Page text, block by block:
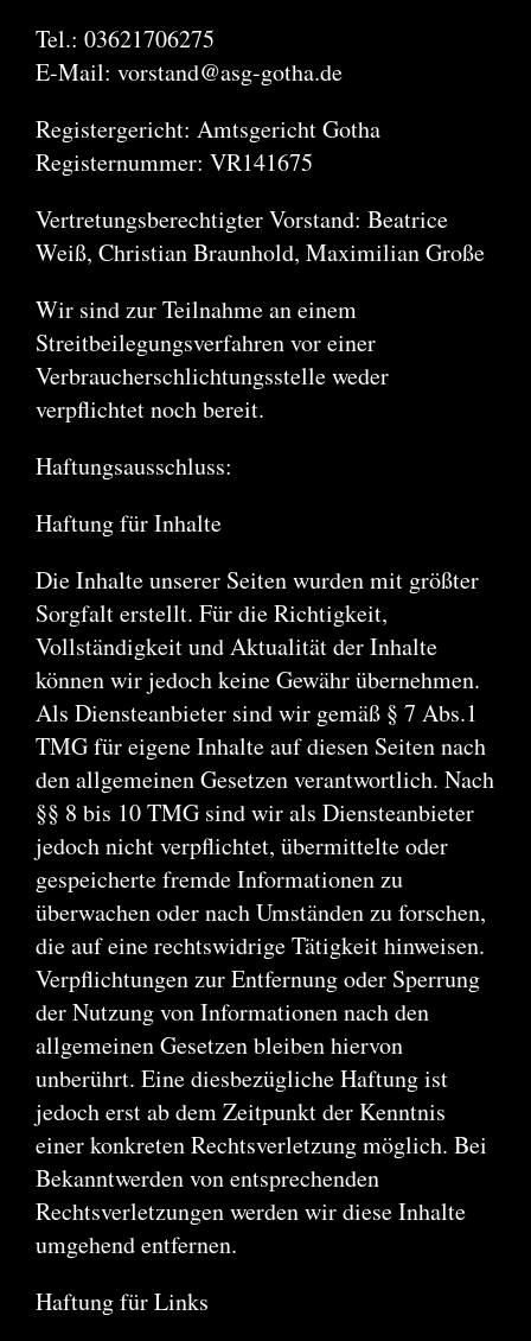
Tel.: 03621706275
E-Mail: vorstand@asg-gotha.de
Registergericht: Amtsgericht Gotha
Registernummer: VR141675
Vertretungsberechtigter Vorstand: Beatrice
Weiß, Christian Braunhold, Maximilian Große
Wir sind zur Teilnahme an einem
Streitbeilegungsverfahren vor einer
Verbraucherschlichtungsstelle weder
verpflichtet noch bereit.
Haftungsausschluss:
Haftung für Inhalte
Die Inhalte unserer Seiten wurden mit größter
Sorgfalt erstellt. Für die Richtigkeit,
Vollständigkeit und Aktualität der Inhalte
können wir jedoch keine Gewähr übernehmen.
Als Diensteanbieter sind wir gemäß § 7 Abs.1
TMG für eigene Inhalte auf diesen Seiten nach
den allgemeinen Gesetzen verantwortlich. Nach
§§ 8 bis 10 TMG sind wir als Diensteanbieter
jedoch nicht verpflichtet, übermittelte oder
gespeicherte fremde Informationen zu
überwachen oder nach Umständen zu forschen,
die auf eine rechtswidrige Tätigkeit hinweisen.
Verpflichtungen zur Entfernung oder Sperrung
der Nutzung von Informationen nach den
allgemeinen Gesetzen bleiben hiervon
unberührt. Eine diesbezügliche Haftung ist
jedoch erst ab dem Zeitpunkt der Kenntnis
einer konkreten Rechtsverletzung möglich. Bei
Bekanntwerden von entsprechenden
Rechtsverletzungen werden wir diese Inhalte
umgehend entfernen.
Haftung für Links